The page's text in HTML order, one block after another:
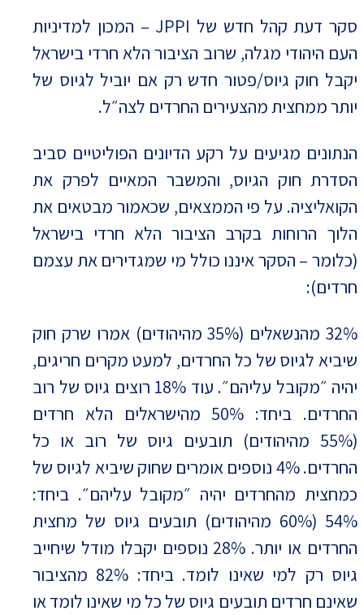
סקר דעת קהל חדש של JPPI – המכון למדיניות
העם היהודי מגלה, שרוב הציבור הלא חרדי בישראל
יקבל חוק גיוס/פטור חדש רק אם יוביל לגיוס של
יותר ממחצית מהצעירים החרדים לצה״ל.
הנתונים מגיעים על רקע הדיונים הפוליטיים סביב
הסדרת חוק הגיוס, והמשבר המאיים לפרק את
הקואליציה. על פי הממצאים, שכאמור מבטאים את
הלוך הרוחות בקרב הציבור הלא חרדי בישראל
(כלומר – הסקר איננו כולל מי שמגדירים את עצמם
חרדים):
32% מהנשאלים (35% מהיהודים) אמרו שרק חוק
שיביא לגיוס של כל החרדים, למעט מקרים חריגים,
יהיה ״מקובל עליהם״. עוד 18% רוצים גיוס של רוב
החרדים. ביחד: 50% מהישראלים הלא חרדים
(55% מהיהודים) תובעים גיוס של רוב או כל
החרדים. 4% נוספים אומרים שחוק שיביא לגיוס של
כמחצית מהחרדים יהיה ״מקובל עליהם״. ביחד:
54% (60% מהיהודים) תובעים גיוס של מחצית
החרדים או יותר. 28% נוספים יקבלו מודל שיחייב
גיוס רק למי שאינו לומד. ביחד: 82% מהציבור
שאינם חרדים תובעים גיוס של כל מי שאינו לומד או